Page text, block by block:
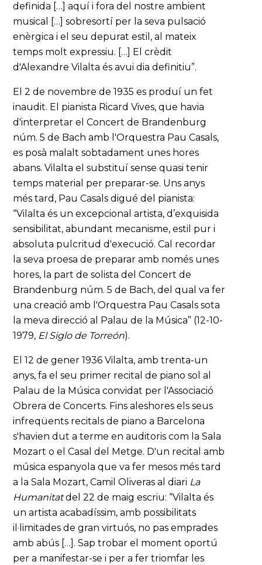
definida […] aquí i fora del nostre ambient
musical […] sobresortí per la seva pulsació
enèrgica i el seu depurat estil, al mateix
temps molt expressiu. […] El crèdit
d'Alexandre Vilalta és avui dia definitiu”.
El 2 de novembre de 1935 es produí un fet
inaudit. El pianista Ricard Vives, que havia
d'interpretar el Concert de Brandenburg
núm. 5 de Bach amb l'Orquestra Pau Casals,
es posà malalt sobtadament unes hores
abans. Vilalta el substituí sense quasi tenir
temps material per preparar-se. Uns anys
més tard, Pau Casals digué del pianista:
“Vilalta és un excepcional artista, d’exquisida
sensibilitat, abundant mecanisme, estil pur i
absoluta pulcritud d'execució. Cal recordar
la seva proesa de preparar amb només unes
hores, la part de solista del Concert de
Brandenburg núm. 5 de Bach, del qual va fer
una creació amb l'Orquestra Pau Casals sota
la meva direcció al Palau de la Música” (12-10-
1979, El Siglo de Torreón).
El 12 de gener 1936 Vilalta, amb trenta-un
anys, fa el seu primer recital de piano sol al
Palau de la Música convidat per l'Associació
Obrera de Concerts. Fins aleshores els seus
infreqüents recitals de piano a Barcelona
s'havien dut a terme en auditoris com la Sala
Mozart o el Casal del Metge. D'un recital amb
música espanyola que va fer mesos més tard
a la Sala Mozart, Camil Oliveras al diari La
Humanitatdel 22 de maig escriu: “Vilalta és
un artista acabadíssim, amb possibilitats
il·limitades de gran virtuós, no pas emprades
amb abús […]. Sap trobar el moment oportú
per a manifestar-se i per a fer triomfar les